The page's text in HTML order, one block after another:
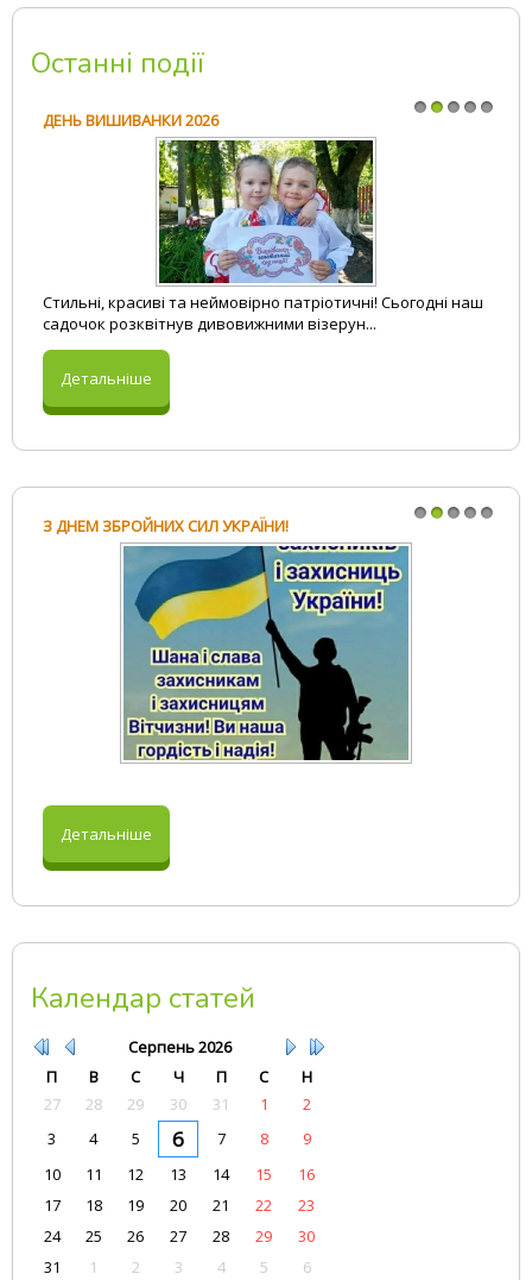
До-Мі-Солька
Вивчаємо English
Прислів`я та приказки
Вітання на свята
Останні події
ДЕНЬ ВИШИВАНКИ 2026
Стильні, красиві та неймовірно патріотичні! Сьогодні наш
садочок розквітнув дивовижними візерун...
Детальніше
З ДНЕМ ЗБРОЙНИХ СИЛ УКРАЇНИ!
Детальніше
Календар статей
Серпень2026
П
В С Ч П С
Н
27
28 29 30 31 1
2
3
4 5 6 7 8
9
10
11 12 13 14 15
16
17
18 19 20 21 22
23
24
25 26 27 28 29
30
31
1 2 3 4 5 6